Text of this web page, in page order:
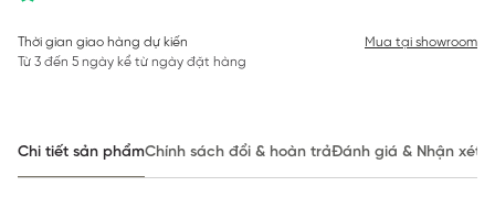
Thời gian giao hàng dự kiến
Từ 3 đến 5 ngày kể từ ngày đặt hàng
Mua tại showroom
Chi tiết sản phẩmChính sách đổi & hoàn trảĐánh giá & Nhận xét